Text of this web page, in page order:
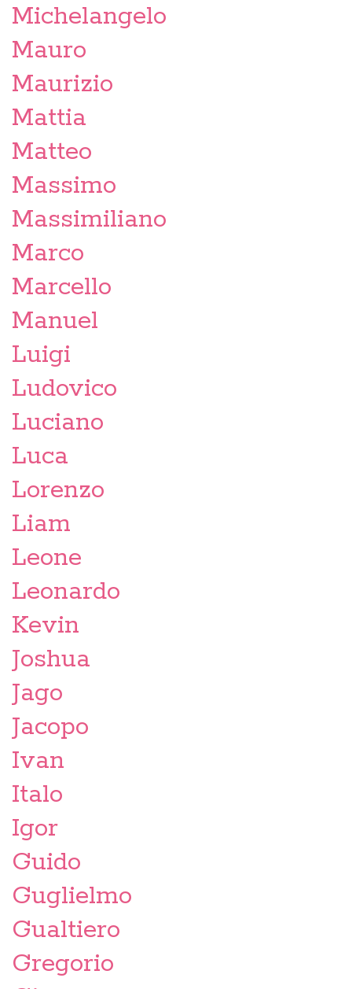
Michelangelo
Mauro
Maurizio
Mattia
Matteo
Massimo
Massimiliano
Marco
Marcello
Manuel
Luigi
Ludovico
Luciano
Luca
Lorenzo
Liam
Leone
Leonardo
Kevin
Joshua
Jago
Jacopo
Ivan
Italo
Igor
Guido
Guglielmo
Gualtiero
Gregorio